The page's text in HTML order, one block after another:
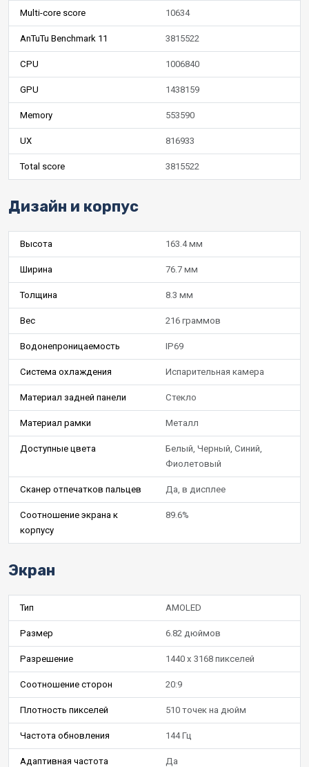
Multi-core score 10634
AnTuTu Benchmark 11 3815522
CPU 1006840
GPU 1438159
Memory 553590
UX 816933
Total score 3815522
Дизайн и корпус
Высота 163.4 мм
Ширина 76.7 мм
Толщина 8.3 мм
Вес 216 граммов
Водонепроницаемость IP69
Система охлаждения Испарительная камера
Материал задней панели Стекло
Материал рамки Металл
Доступные цвета
Белый, Черный, Синий,
Фиолетовый
Сканер отпечатков пальцев Да, в дисплее
Соотношение экрана к
корпусу
89.6%
Экран
Тип AMOLED
Размер 6.82 дюймов
Разрешение 1440 x 3168 пикселей
Соотношение сторон 20:9
Плотность пикселей 510 точек на дюйм
Частота обновления 144 Гц
Адаптивная частота
Да